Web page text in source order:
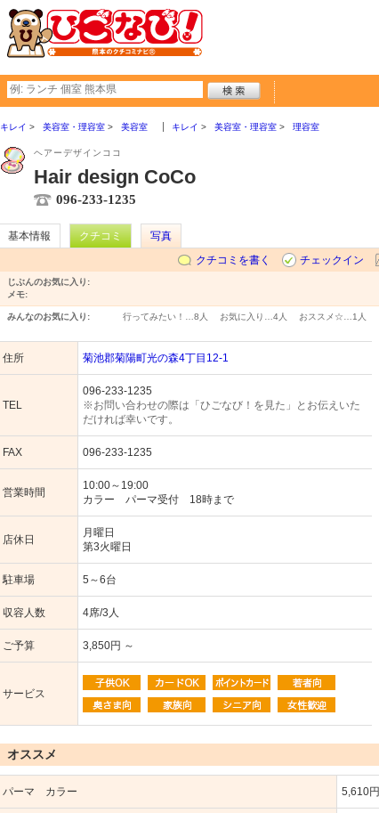
キレイ 美容室・理容室 美容室 キレイ 美容室・理容室 理容室
ヘアーデザインココ
Hair design CoCo
096-233-1235
基本情報 クチコミ
写真
クチコミを書く
チェックイン
じぶんのお気に入り:
メモ:
みんなのお気に入り: 行ってみたい！… 8人 お気に入り… 4人 おススメ☆… 1人
住所 菊池郡菊陽町光の森4丁目12-1
TEL
096-233-1235
※お問い合わせの際は「ひごなび！を見た」とお伝えいた
だければ幸いです。
FAX 096-233-1235
営業時間
10:00～19:00
カラー パーマ受付 18時まで
店休日
月曜日
第3火曜日
駐車場 5～6台
収容人数 4席/3人
ご予算 3,850円 ～
サービス
オススメ
パーマ カラー 5,610円